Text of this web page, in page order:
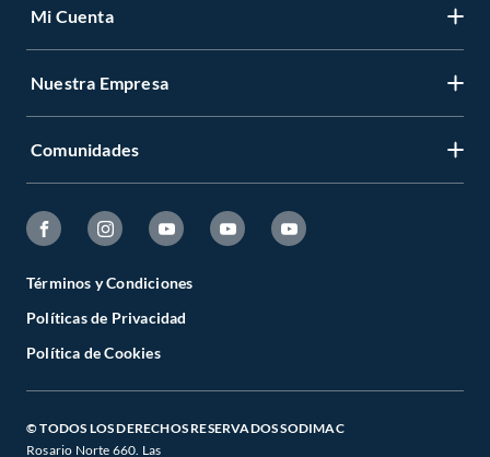
Mi Cuenta
Nuestra Empresa
Comunidades
Términos y Condiciones
Políticas de Privacidad
Política de Cookies
© TODOS LOS DERECHOS RESERVADOS SODIMAC
Rosario Norte 660. Las